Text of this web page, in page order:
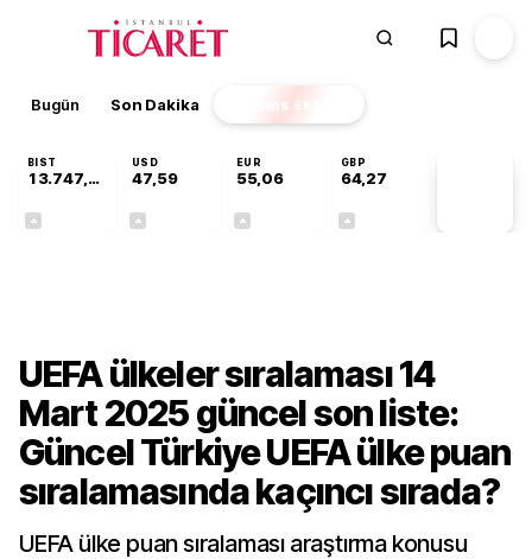
Bugün Son Dakika Finans EKSTRA
BIST
13.747,72
USD
47,59
EUR
55,06
GBP
64,27
UEFA ülkeler sıralaması 14
Mart 2025 güncel son liste:
Güncel Türkiye UEFA ülke puan
sıralamasında kaçıncı sırada?
UEFA ülke puan sıralaması araştırma konusu